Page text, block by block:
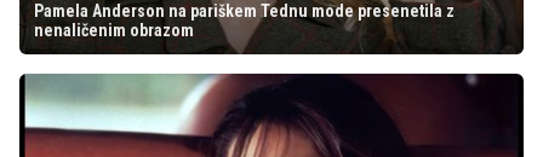
Pamela Anderson na pariškem Tednu mode presenetila z
nenaličenim obrazom